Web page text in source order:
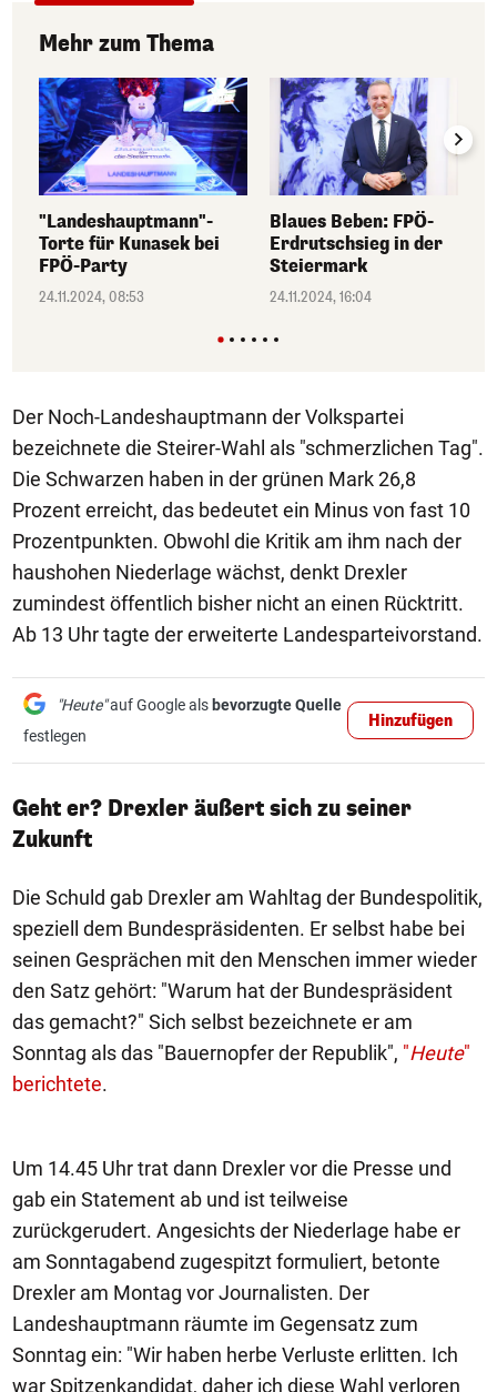
Mehr zum Thema
"Landeshauptmann"-
Torte für Kunasek bei
FPÖ-Party
24.11.2024, 08:53
Blaues Beben: FPÖ-
Erdrutschsieg in der
Steiermark
24.11.2024, 16:04
Der Noch-Landeshauptmann der Volkspartei
bezeichnete die Steirer-Wahl als "schmerzlichen Tag".
Die Schwarzen haben in der grünen Mark 26,8
Prozent erreicht, das bedeutet ein Minus von fast 10
Prozentpunkten. Obwohl die Kritik am ihm nach der
haushohen Niederlage wächst, denkt Drexler
zumindest öffentlich bisher nicht an einen Rücktritt.
Ab 13 Uhr tagte der erweiterte Landesparteivorstand.
"Heute"auf Google als bevorzugte Quelle
festlegen
Hinzufügen
Geht er? Drexler äußert sich zu seiner
Zukunft
Die Schuld gab Drexler am Wahltag der Bundespolitik,
speziell dem Bundespräsidenten. Er selbst habe bei
seinen Gesprächen mit den Menschen immer wieder
den Satz gehört: "Warum hat der Bundespräsident
das gemacht?" Sich selbst bezeichnete er am
Sonntag als das "Bauernopfer der Republik", "Heute"
berichtete.
Um 14.45 Uhr trat dann Drexler vor die Presse und
gab ein Statement ab und ist teilweise
zurückgerudert. Angesichts der Niederlage habe er
am Sonntagabend zugespitzt formuliert, betonte
Drexler am Montag vor Journalisten. Der
Landeshauptmann räumte im Gegensatz zum
Sonntag ein: "Wir haben herbe Verluste erlitten. Ich
war Spitzenkandidat, daher ich diese Wahl verloren